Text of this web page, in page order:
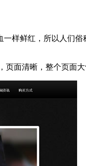
样鲜红，所以人们
面清晰，整个页面大